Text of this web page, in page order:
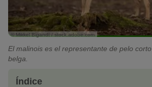
© Mikkel Bigandt / stock.adobe.com
El malinois es el representante de pelo
belga.
Índice